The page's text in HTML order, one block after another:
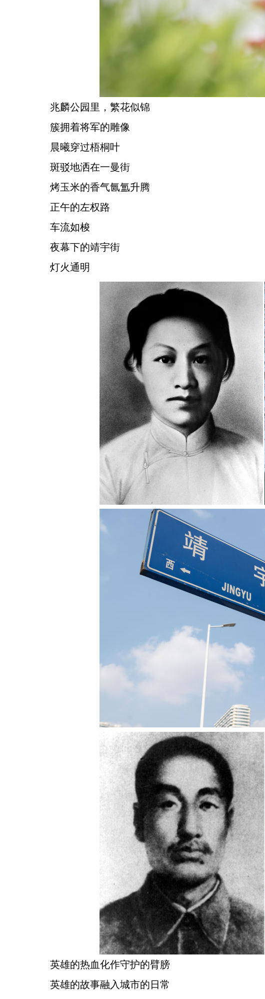
兆麟公园里，繁花似锦
簇拥着将军的雕像
晨曦穿过梧桐叶
斑驳地洒在一曼街
烤玉米的香气氤氲升腾
正午的左权路
车流如梭
夜幕下的靖宇街
灯火通明
英雄的热血化作守护的臂膀
英雄的故事融入城市的日常